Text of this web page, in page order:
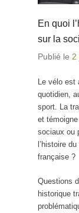
En quoi
sur la
Publié le 2
Le vélo
quotidien,
sport. La
et
sociaux ou
l’histoire
française ?
Questions
historique